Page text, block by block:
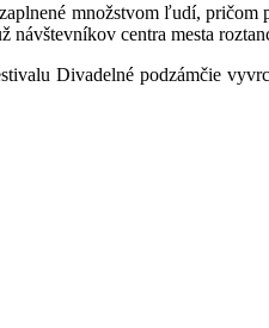
množstvom ľudí, pričom
návštevníkov centra mesta
Divadelné podzámčie